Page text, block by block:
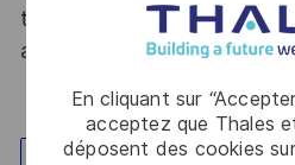
En cliquant sur
acceptez que Thales
déposent des cookies
tous les talents. La
atout. Postulez et